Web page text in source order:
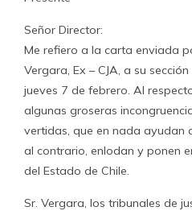
Señor Director:
Me refiero a la carta enviada
Vergara, Ex – CJA, a su
jueves 7 de febrero. Al
algunas groseras
vertidas, que en nada ayudan
al contrario, enlodan y ponen
del Estado de Chile.
Sr. Vergara, los tribunales de